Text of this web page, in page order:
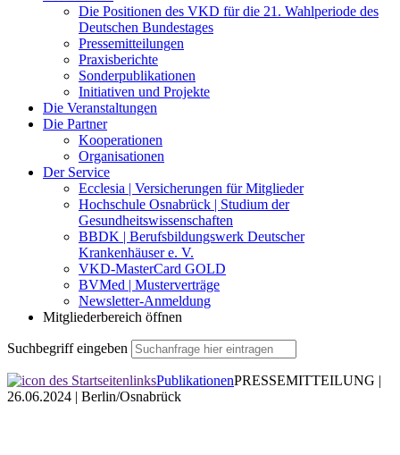
Die Positionen des VKD für die 21. Wahlperiode des
Deutschen Bundestages
Pressemitteilungen
Praxisberichte
Sonderpublikationen
Initiativen und Projekte
Die Veranstaltungen
Die Partner
Kooperationen
Organisationen
Der Service
Ecclesia | Versicherungen für Mitglieder
Hochschule Osnabrück | Studium der
Gesundheitswissenschaften
BBDK | Berufsbildungswerk Deutscher
Krankenhäuser e. V.
VKD-MasterCard GOLD
BVMed | Musterverträge
Newsletter-Anmeldung
Mitgliederbereich öffnen
Suchbegriff eingeben
PublikationenPRESSEMITTEILUNG |
26.06.2024 | Berlin/Osnabrück